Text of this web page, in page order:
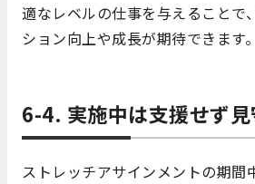
適なレベルの仕事を与えることで
ション向上や成長が期待できます。
6-4. 実施中は支援せず見
ストレッチアサインメントの期間